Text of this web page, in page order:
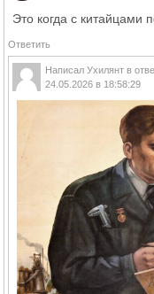
Это когда с китайцами
Ответить
Написал Ухилянт в
24.05.2026 в 18:58:29